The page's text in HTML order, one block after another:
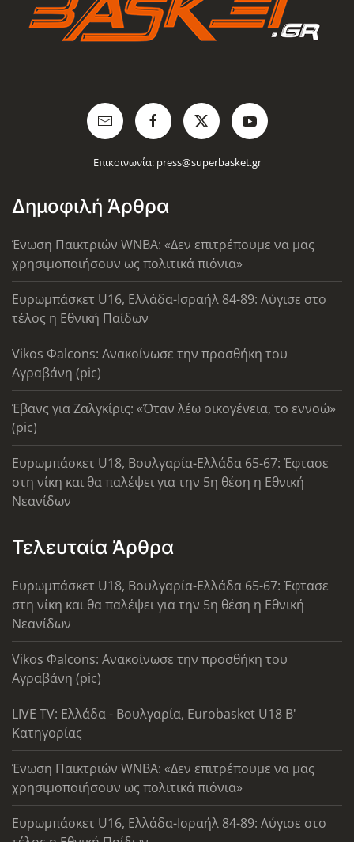
Επικοινωνία: press@superbasket.gr
Δημοφιλή Άρθρα
Ένωση Παικτριών WNBA: «Δεν επιτρέπουμε να μας
χρησιμοποιήσουν ως πολιτικά πιόνια»
Ευρωμπάσκετ U16, Ελλάδα-Ισραήλ 84-89: Λύγισε στο
τέλος η Εθνική Παίδων
Vikos Φalcons: Ανακοίνωσε την προσθήκη του
Αγραβάνη (pic)
Έβανς για Ζαλγκίρις: «Όταν λέω οικογένεια, το εννοώ»
(pic)
Ευρωμπάσκετ U18, Βουλγαρία-Ελλάδα 65-67: Έφτασε
στη νίκη και θα παλέψει για την 5η θέση η Εθνική
Νεανίδων
Τελευταία Άρθρα
Ευρωμπάσκετ U18, Βουλγαρία-Ελλάδα 65-67: Έφτασε
στη νίκη και θα παλέψει για την 5η θέση η Εθνική
Νεανίδων
Vikos Φalcons: Ανακοίνωσε την προσθήκη του
Αγραβάνη (pic)
LIVE TV: Ελλάδα - Βουλγαρία, Eurobasket U18 Β'
Κατηγορίας
Ένωση Παικτριών WNBA: «Δεν επιτρέπουμε να μας
χρησιμοποιήσουν ως πολιτικά πιόνια»
Ευρωμπάσκετ U16, Ελλάδα-Ισραήλ 84-89: Λύγισε στο